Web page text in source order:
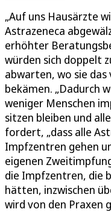
„Auf uns Hausärzte
Astrazeneca
erhöhter
würden sich doppelt
abwarten, wo sie
bekämen. „Dadurch
weniger Menschen
sitzen bleiben und
fordert, „dass alle
Impfzentren gehen
eigenen
die Impfzentren, die
hätten, inzwischen
wird von den Praxen